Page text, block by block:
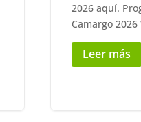
2026 aquí.
Camargo
Leer más